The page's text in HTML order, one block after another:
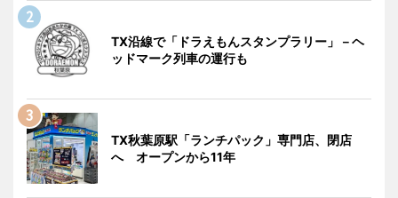
TX沿線で「ドラえもんスタンプラリー」－ヘ
ッドマーク列車の運行も
TX秋葉原駅「ランチパック」専門店、閉店
へ オープンから11年